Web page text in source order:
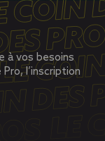
à vos besoins
l’inscription